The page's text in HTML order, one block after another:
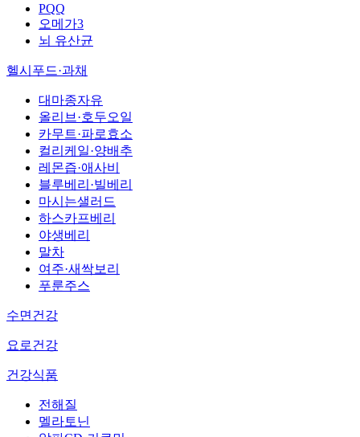
PQQ
오메가3
뇌 유산균
헬시푸드·과채
대마종자유
올리브·호두오일
카무트·파로효소
컬리케일·양배추
레몬즙·애사비
블루베리·빌베리
마시는샐러드
하스카프베리
야생베리
말차
여주·새싹보리
푸룬주스
수면건강
요로건강
건강식품
전해질
멜라토닌